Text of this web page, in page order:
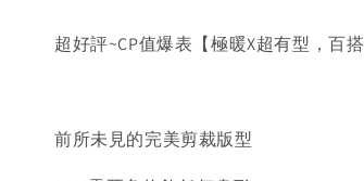
超好評~CP值爆表【極暖X超有型，百
前所未見的完美剪裁版型